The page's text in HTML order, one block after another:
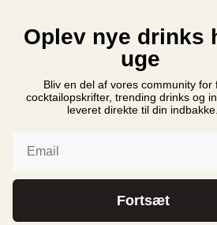
Alexander
Nyheder
Ny Monin
i Danmark
Monin Cup
Oplev nye drinks
uge
Bliv en del af vores community for
cocktailopskrifter, trending drinks og
leveret direkte til din indbakke.
Fortsæt